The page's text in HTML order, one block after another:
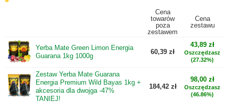
Cena
towarów
poza
zestawem
Cena
zestawu
Yerba Mate Green Limon Energia
Guarana 1kg 1000g
60,39 zł
43,89 zł
Oszczędzasz
(27.32%)
Zestaw Yerba Mate Guarana
Energia Premium Wild Bayas 1kg +
akcesoria dla dwojga -47%
TANIEJ!
184,42 zł
98,00 zł
Oszczędzasz
(46.86%)